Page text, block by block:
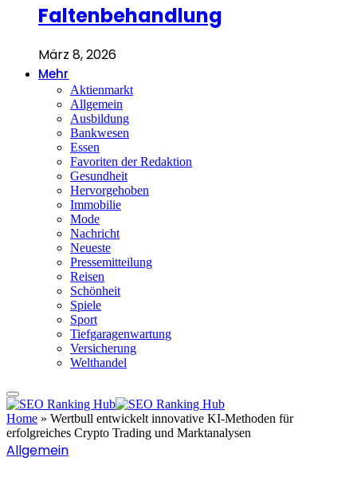
Faltenbehandlung
März 8, 2026
Mehr
Aktienmarkt
Allgemein
Ausbildung
Bankwesen
Essen
Favoriten der Redaktion
Gesundheit
Hervorgehoben
Immobilie
Mode
Nachricht
Neueste
Pressemitteilung
Reisen
Schönheit
Spiele
Sport
Tiefgaragenwartung
Versicherung
Welthandel
Home » Wertbull entwickelt innovative KI-Methoden für
erfolgreiches Crypto Trading und Marktanalysen
Allgemein